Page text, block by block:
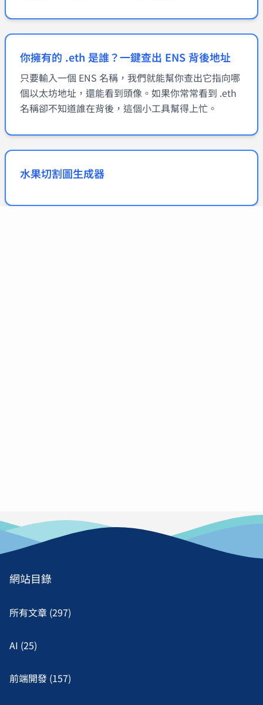
你擁有的 .eth 是誰？一鍵查出 ENS 背後地址
只要輸入一個 ENS 名稱，我們就能幫你查出它指向哪
個以太坊地址，還能看到頭像。如果你常常看到 .eth
名稱卻不知道誰在背後，這個小工具幫得上忙。
水果切割圖生成器
網站目錄
所有文章 (297)
AI (25)
前端開發 (157)